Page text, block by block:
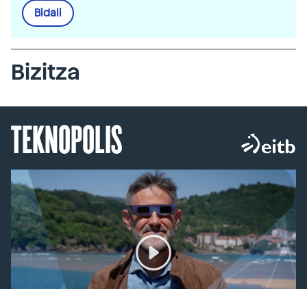
Bidali
Bizitza
TEKNOPOLIS